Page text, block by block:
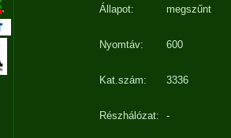
Állapot: megszűnt
Nyomtáv: 600
Kat.szám: 3336
Részhálózat: -